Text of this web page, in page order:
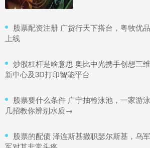
股票配资注册 广货行天下搭台，粤牧优
上线
炒股杠杆是啥意思 奥比中光携手创想三
新中心及3D打印智能平台
股票要什么条件 广宁抽检泳池，一家游
几招教你辨别水质→
股票的配债 泽连斯基撤职瑟尔斯基，乌